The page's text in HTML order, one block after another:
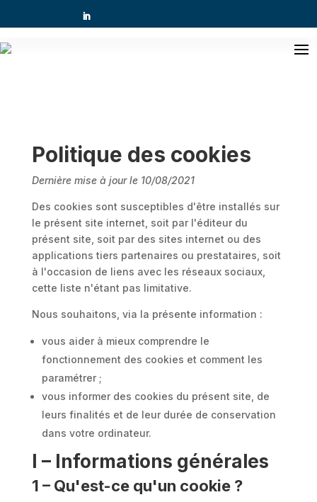
Politique des cookies
Dernière mise à jour le 10/08/2021
Des cookies sont susceptibles d'être installés sur
le présent site internet, soit par l'éditeur du
présent site, soit par des sites internet ou des
applications tiers partenaires ou prestataires, soit
à l'occasion de liens avec les réseaux sociaux,
cette liste n'étant pas limitative.
Nous souhaitons, via la présente information :
vous aider à mieux comprendre le
fonctionnement des cookies et comment les
paramétrer ;
vous informer des cookies du présent site, de
leurs finalités et de leur durée de conservation
dans votre ordinateur.
I – Informations générales
1 – Qu'est-ce qu'un cookie ?